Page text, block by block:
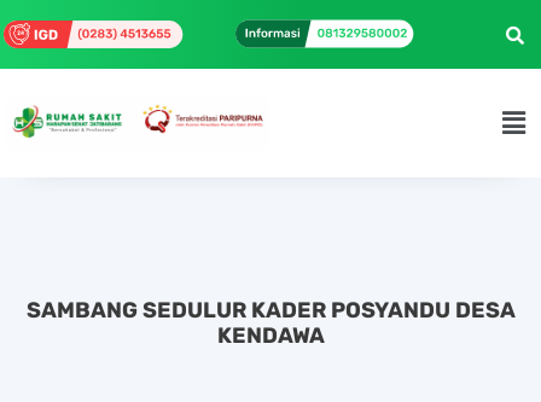
SAMBANG SEDULUR KADER POSYANDU DESA
KENDAWA